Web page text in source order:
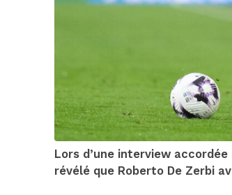
Lors d’une interview
révélé que Roberto De Zerbi